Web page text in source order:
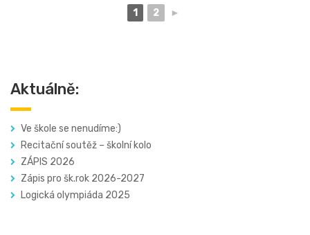
1 2 ►
Aktuálně:
Ve škole se nenudíme:)
Recitační soutěž – školní kolo
ZÁPIS 2026
Zápis pro šk.rok 2026-2027
Logická olympiáda 2025